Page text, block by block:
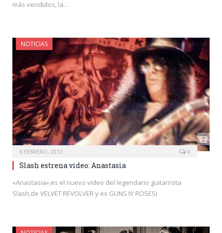
más vendidos, la…
NOTICIAS
6 FEBRERO, 2013 0
Slash estrena video: Anastasia
«Anastasia»,es el nuevo video del legendario guitarrista
Slash,de VELVET REVOLVER y ex GUNS N’ ROSES)